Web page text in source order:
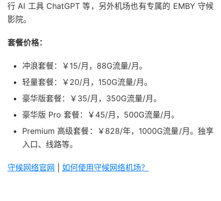
行 AI 工具 ChatGPT 等，另外机场也有专属的 EMBY 守候
影院。
套餐价格：
冲浪套餐：￥15/月，88G流量/月。
轻量套餐：￥20/月，150G流量/月。
豪华版套餐：￥35/月，350G流量/月。
豪华版 Pro 套餐：￥45/月，500G流量/月。
Premium 高级套餐：￥828/年，1000G流量/月。独享
入口、线路等。
守候网络官网 如何使用守候网络机场？